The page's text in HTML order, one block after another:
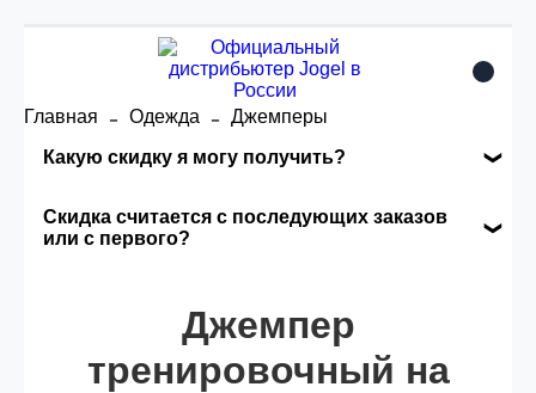
Главная Одежда
Джемперы
Какую скидку я могу получить?
заказа, общая сумма заказа считается по
розничной цене
Скидка считается с последующих заказов
или с первого?
автоматически активизируется в корзине вашего
заказа.
Джемпер
тренировочный на